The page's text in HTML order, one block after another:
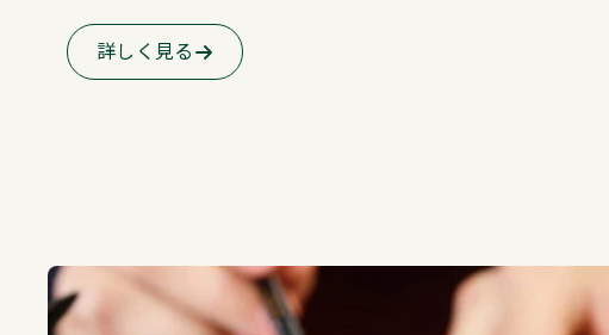
詳しく見る